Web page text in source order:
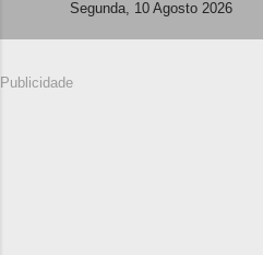
Segunda, 10 Agosto 2026
Publicidade